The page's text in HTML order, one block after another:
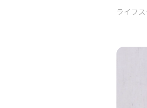
ライフ